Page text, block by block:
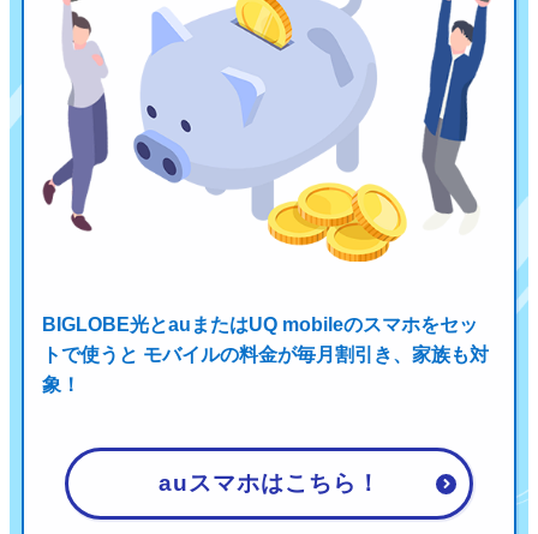
BIGLOBE光とauまたはUQ mobileのスマホをセッ
トで使うと モバイルの料金が毎月割引き、家族も対
象！
auスマホはこちら！